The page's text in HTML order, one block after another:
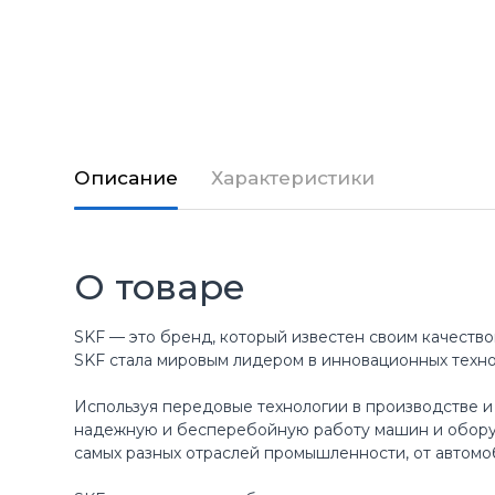
Описание Характеристики
О товаре
SKF — это бренд, который известен своим
SKF стала мировым лидером в инновационных
Используя передовые технологии в производстве
надежную и бесперебойную работу машин и
самых разных отраслей промышленности, от